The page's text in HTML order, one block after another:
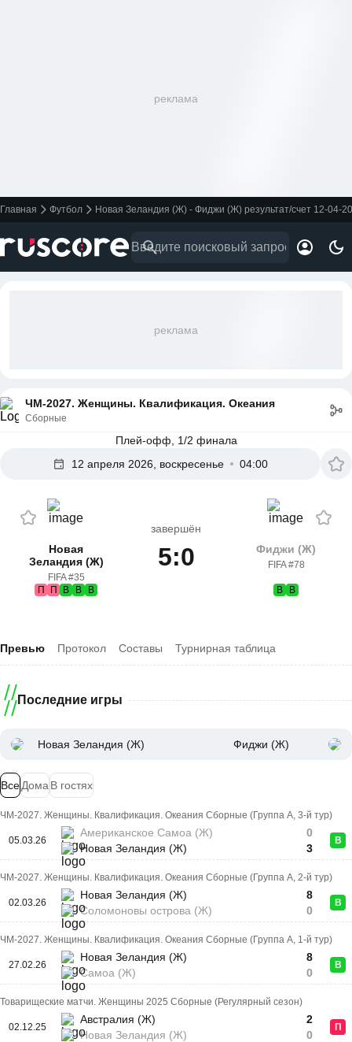
реклама
Главная Футбол Новая Зеландия (Ж) - Фиджи (Ж) результат/счет 12-04-
реклама
ЧМ-2027. Женщины. Квалификация. Океания
Сборные
Плей-офф, 1/2 финала
12 апреля 2026, воскресенье
04:00
Новая
Зеландия (Ж)
FIFA #35
П
П В В В
завершён
5:0 Фиджи (Ж)
FIFA #78
В В
Превью Протокол Составы Турнирная таблица
Последние игры
Новая Зеландия (Ж) Фиджи (Ж)
ВсеДома В гостях
ЧМ-2027. Женщины. Квалификация. Океания Сборные (Группа A, 3-й тур)
05.03.26
Американское Самоа (Ж)
Новая Зеландия (Ж)
0
3
В
ЧМ-2027. Женщины. Квалификация. Океания Сборные (Группа A, 2-й тур)
02.03.26
Новая Зеландия (Ж)
Соломоновы острова (Ж)
8
0
В
ЧМ-2027. Женщины. Квалификация. Океания Сборные (Группа A, 1-й тур)
27.02.26
Новая Зеландия (Ж)
Самоа (Ж)
8
0
В
Товарищеские матчи. Женщины 2025 Сборные (Регулярный сезон)
02.12.25
Австралия (Ж)
Новая Зеландия (Ж)
2
0
П